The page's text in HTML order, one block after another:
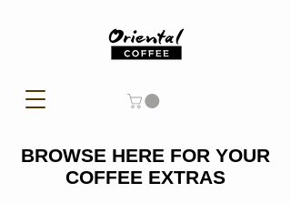
BROWSE HERE FOR YOUR
COFFEE EXTRAS